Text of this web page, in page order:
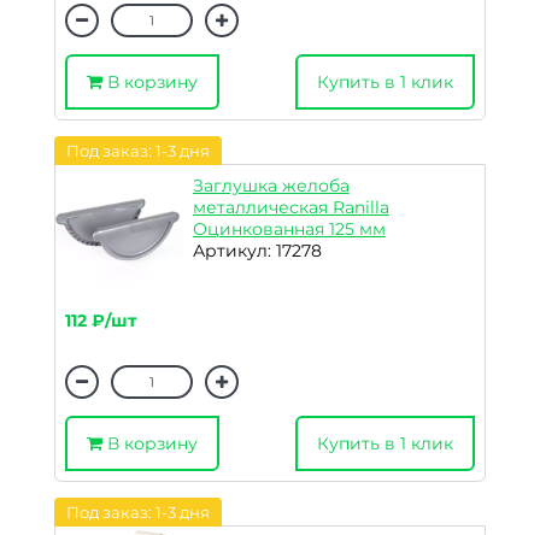
В корзину Купить в 1 клик
Под заказ: 1-3 дня
Заглушка желоба
металлическая Ranilla
Оцинкованная 125 мм
Артикул: 17278
112 ₽/шт
В корзину Купить в 1 клик
Под заказ: 1-3 дня